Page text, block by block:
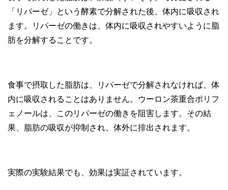
「リパーゼ」という酵素で分解された後、体内に吸収され
ます。リパーゼの働きは、体内に吸収されやすいように脂
肪を分解することです。
食事で摂取した脂肪は、リパーゼで分解されなければ、体
内に吸収されることはありません。ウーロン茶重合ポリフ
ェノールは、このリパーゼの働きを阻害します。その結
果、脂肪の吸収が抑制され、体外に排出されます。
実際の実験結果でも、効果は実証されています。